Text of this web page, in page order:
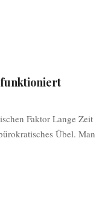
funktioniert
Faktor Lange Zeit
Übel. Man